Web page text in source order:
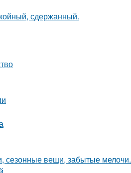
сдержанный.
сезонные вещи, забытые мелочи.